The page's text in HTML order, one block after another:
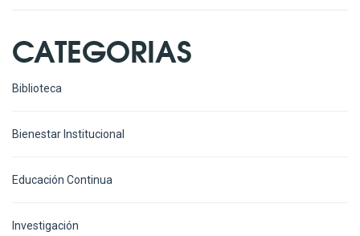
CATEGORIAS
Biblioteca
Bienestar Institucional
Educación Continua
Investigación